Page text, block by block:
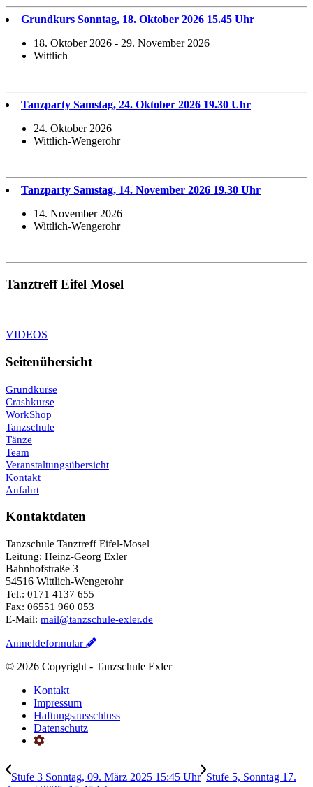
Grundkurs Sonntag, 18. Oktober 2026 15.45 Uhr
18. Oktober 2026 - 29. November 2026
Wittlich
Tanzparty Samstag, 24. Oktober 2026 19.30 Uhr
24. Oktober 2026
Wittlich-Wengerohr
Tanzparty Samstag, 14. November 2026 19.30 Uhr
14. November 2026
Wittlich-Wengerohr
Tanztreff Eifel Mosel
VIDEOS
Seitenübersicht
Grundkurse
Crashkurse
WorkShop
Tanzschule
Tänze
Team
Veranstaltungsübersicht
Kontakt
Anfahrt
Kontaktdaten
Tanzschule Tanztreff Eifel-Mosel
Leitung: Heinz-Georg Exler
Bahnhofstraße 3
54516 Wittlich-Wengerohr
Tel.: 0171 4137 655
Fax: 06551 960 053
E-Mail: mail@tanzschule-exler.de
Anmeldeformular
© 2026 Copyright - Tanzschule Exler
Kontakt
Impressum
Haftungsausschluss
Datenschutz
Stufe 3 Sonntag, 09. März 2025 15:45 Uhr Stufe 5, Sonntag 17.